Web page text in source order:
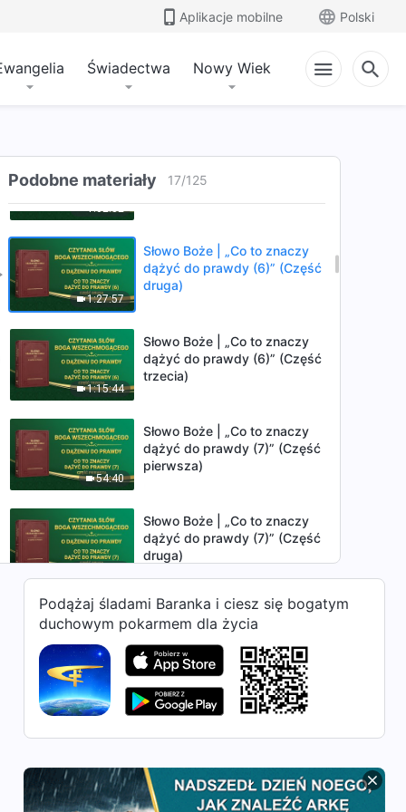
Aplikacje mobilne Polski
Świadectwa Nowy Wiek
Podobne materiały 17/125
druga)
Słowo Boże | „Co to znaczy
dążyć do prawdy (5)” (Część
1:02:32
Słowo Boże | „Co to znaczy
dążyć do prawdy (6)” (Część
1:27:57
Słowo Boże | „Co to znaczy
dążyć do prawdy (6)” (Część
druga)
1:15:44
Słowo Boże | „Co to znaczy
dążyć do prawdy (6)” (Część
trzecia)
54:40
Słowo Boże | „Co to znaczy
dążyć do prawdy (7)” (Część
pierwsza)
Słowo Boże | „Co to znaczy
dążyć do prawdy (7)” (Część
druga)
1:07:23
Słowo Boże | „Co to znaczy
dążyć do prawdy (7)” (Część
trzecia)
Słowo Boże | „Co to znaczy
dążyć do prawdy (8)” (Część
pierwsza)
Słowo Boże | „Co to znaczy
dążyć do prawdy (8)” (Część
Podążaj śladami Baranka i ciesz się bogatym
duchowym pokarmem dla życia